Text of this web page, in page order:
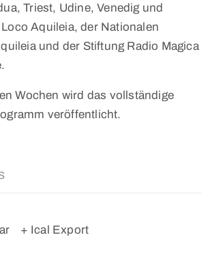
Triest, Udine, Venedig und
Aquileia, der Nationalen
und der Stiftung Radio Magica
Wochen wird das vollständige
veröffentlicht.
+ Ical Export